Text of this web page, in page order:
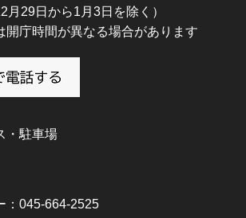
月29日から1月3日を除く）
庁時間が異なる場合があります
・駐車場
：045-664-2525